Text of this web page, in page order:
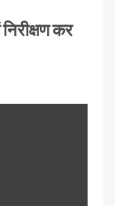
निरीक्षण कर